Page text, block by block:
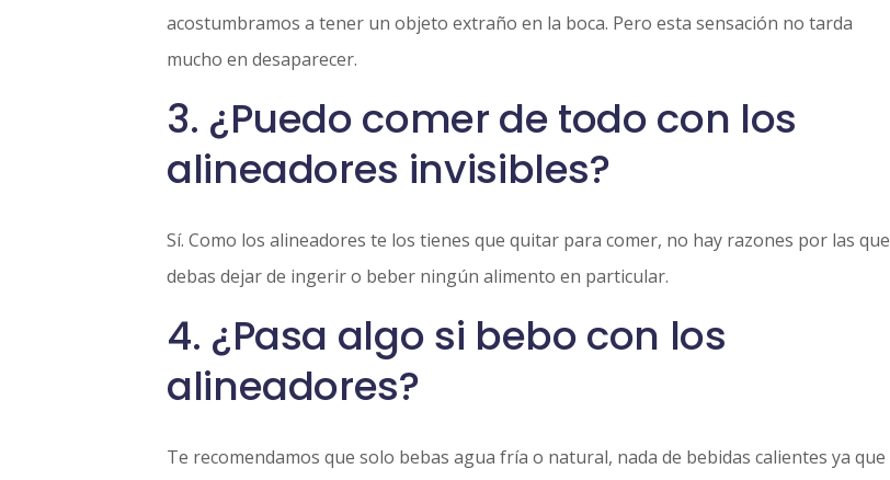
acostumbramos a tener un objeto extraño en la boca. Pero esta sensación no tarda
mucho en desaparecer.
3. ¿Puedo comer de todo con los
alineadores invisibles?
Sí. Como los alineadores te los tienes que quitar para comer, no hay razones por las que
debas dejar de ingerir o beber ningún alimento en particular.
4. ¿Pasa algo si bebo con los
alineadores?
Te recomendamos que solo bebas agua fría o natural, nada de bebidas calientes ya que